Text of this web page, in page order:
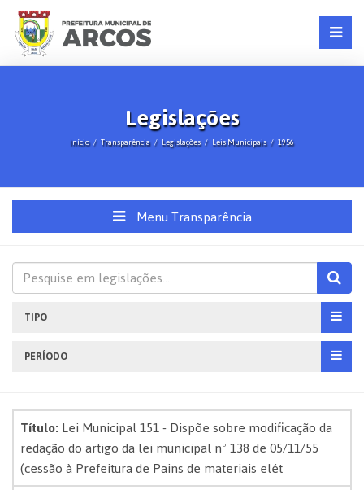
Legislações
Início Transparência Legislações Leis Municipais 1956
Menu Transparência
TIPO
PERÍODO
Título:Lei Municipal 151 - Dispõe sobre modificação da
redação do artigo da lei municipal nº 138 de 05/11/55
(cessão à Prefeitura de Pains de materiais elét